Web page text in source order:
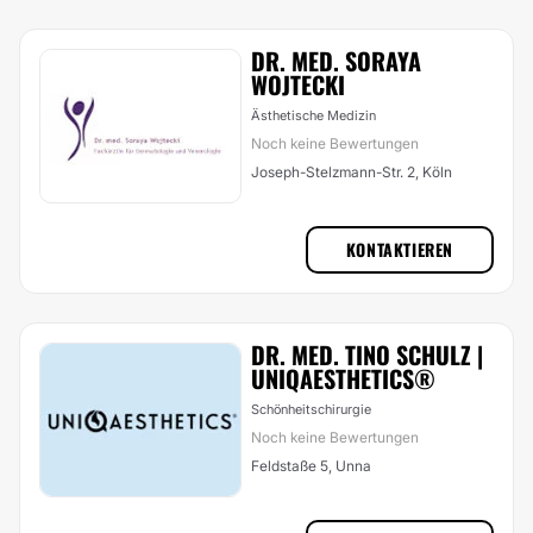
DR. MED. SORAYA
WOJTECKI
Ästhetische Medizin
Noch keine Bewertungen
Joseph-Stelzmann-Str. 2, Köln
KONTAKTIEREN
DR. MED. TINO SCHULZ |
UNIQAESTHETICS®
Schönheitschirurgie
Noch keine Bewertungen
Feldstaße 5, Unna